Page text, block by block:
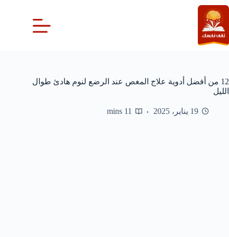
التجاوز
إلى
المحتوى
12 من أفضل أدوية علاج المغص عند الرضع لنوم هادئ طوال
الليل
19 يناير، 2025 11 mins